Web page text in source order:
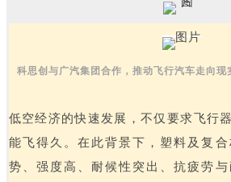
科思创与广汽集团合作，推动飞行汽车走向
低空经济的快速发展，不仅要求飞行
能飞得久。在此背景下，塑料及复
势、强度高、耐候性突出、抗疲劳